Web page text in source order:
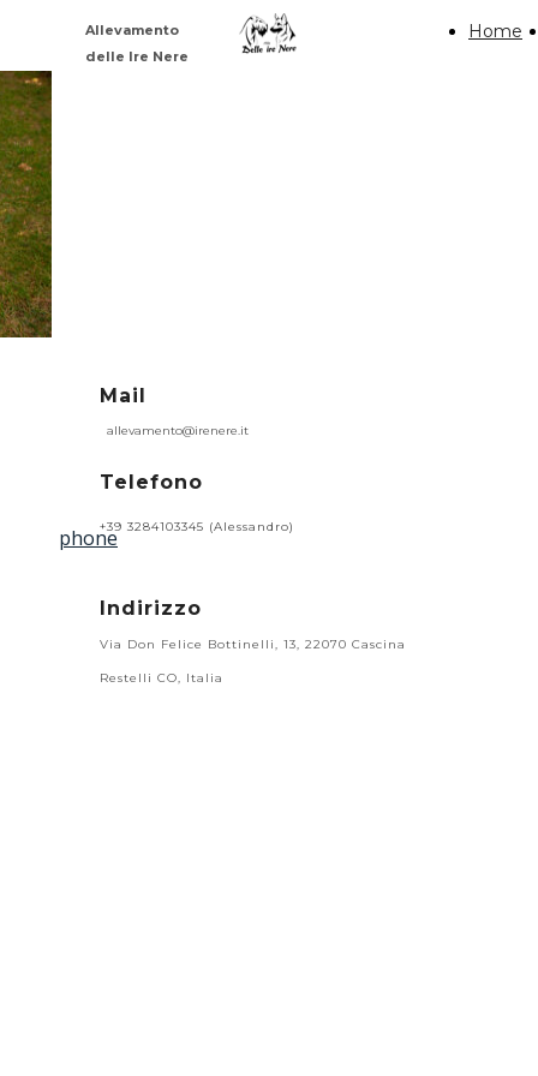
Allevamento
delle Ire Nere
Home
Mail
Telefono
Indirizzo
phone
allevamento@irenere.it
+39 3284103345 (Alessandro)
Via Don Felice Bottinelli, 13, 22070 Cascina
Restelli CO, Italia